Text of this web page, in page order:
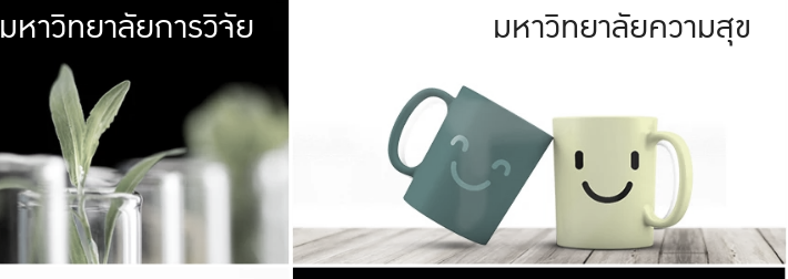
มหาวิทยาลัย
เกษตรศาสตร์ มีพื้นที่เขียวสดใส หนาแน่น
เป็นป่าในเมือง (URBAN FOREST)
เกษตรในเมือง (URBAN AGRICULTURE)
ที่นับรวมกันได้ประมาณ 1,400 ไร่
มหาวิทยาลัยการวิจัย มหาวิทยาลัย
ให้กับประชาชน
มหาวิทยาลัยความสุข